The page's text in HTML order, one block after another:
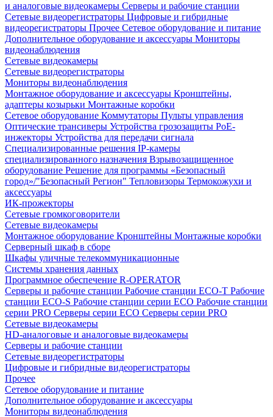
и аналоговые видеокамеры Серверы и рабочие станции
Сетевые видеорегистраторы Цифровые и гибридные
видеорегистраторы Прочее Сетевое оборудование и питание
Дополнительное оборудование и аксессуары Мониторы
видеонаблюдения
Сетевые видеокамеры
Сетевые видеорегистраторы
Мониторы видеонаблюдения
Монтажное оборудование и аксессуары Кронштейны,
адаптеры козырьки Монтажные коробки
Сетевое оборудование Коммутаторы Пульты управления
Оптические трансиверы Устройства грозозащиты PoE-
инжекторы Устройства для передачи сигнала
Специализированные решения IP-камеры
специализированного назначения Взрывозащищенное
оборудование Решение для программы «Безопасный
город»/"Безопасный Регион" Тепловизоры Термокожухи и
аксессуары
ИК-прожекторы
Сетевые громкоговорители
Сетевые видеокамеры
Монтажное оборудование Кронштейны Монтажные коробки
Серверный шкаф в сборе
Шкафы уличные телекоммуникационные
Системы хранения данных
Программное обеспечение R-OPERATOR
Серверы и рабочие станции Рабочие станции ECO-T Рабочие
станции ECO-S Рабочие станции серии ECO Рабочие станции
серии PRO Серверы серии ECO Серверы серии PRO
Сетевые видеокамеры
HD-аналоговые и аналоговые видеокамеры
Серверы и рабочие станции
Сетевые видеорегистраторы
Цифровые и гибридные видеорегистраторы
Прочее
Сетевое оборудование и питание
Дополнительное оборудование и аксессуары
Мониторы видеонаблюдения